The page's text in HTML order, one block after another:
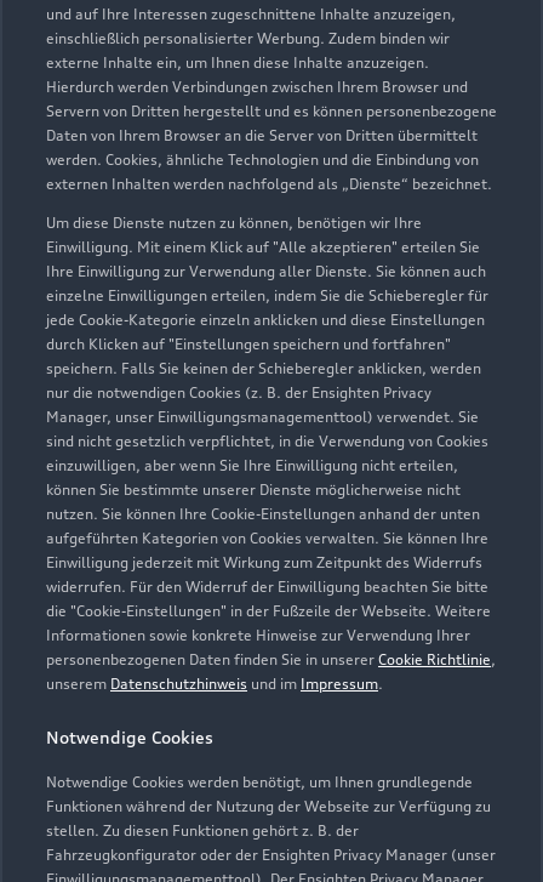
und auf Ihre Interessen zugeschnittene Inhalte anzuzeigen,
einschließlich personalisierter Werbung. Zudem binden wir
externe Inhalte ein, um Ihnen diese Inhalte anzuzeigen.
Hierdurch werden Verbindungen zwischen Ihrem Browser und
Servern von Dritten hergestellt und es können personenbezogene
Daten von Ihrem Browser an die Server von Dritten übermittelt
werden. Cookies, ähnliche Technologien und die Einbindung von
externen Inhalten werden nachfolgend als „Dienste“ bezeichnet.
Um diese Dienste nutzen zu können, benötigen wir Ihre
Einwilligung. Mit einem Klick auf "Alle akzeptieren" erteilen Sie
Ihre Einwilligung zur Verwendung aller Dienste. Sie können auch
einzelne Einwilligungen erteilen, indem Sie die Schieberegler für
jede Cookie-Kategorie einzeln anklicken und diese Einstellungen
durch Klicken auf "Einstellungen speichern und fortfahren"
speichern. Falls Sie keinen der Schieberegler anklicken, werden
nur die notwendigen Cookies (z. B. der Ensighten Privacy
Manager, unser Einwilligungsmanagementtool) verwendet. Sie
sind nicht gesetzlich verpflichtet, in die Verwendung von Cookies
einzuwilligen, aber wenn Sie Ihre Einwilligung nicht erteilen,
können Sie bestimmte unserer Dienste möglicherweise nicht
nutzen. Sie können Ihre Cookie-Einstellungen anhand der unten
aufgeführten Kategorien von Cookies verwalten. Sie können Ihre
Einwilligung jederzeit mit Wirkung zum Zeitpunkt des Widerrufs
widerrufen. Für den Widerruf der Einwilligung beachten Sie bitte
die "Cookie-Einstellungen" in der Fußzeile der Webseite. Weitere
Informationen sowie konkrete Hinweise zur Verwendung Ihrer
personenbezogenen Daten finden Sie in unserer Cookie Richtlinie,
unserem Datenschutzhinweis und im Impressum.
Notwendige Cookies
Notwendige Cookies werden benötigt, um Ihnen grundlegende
Funktionen während der Nutzung der Webseite zur Verfügung zu
stellen. Zu diesen Funktionen gehört z. B. der
Fahrzeugkonfigurator oder der Ensighten Privacy Manager (unser
Wolfhager Straße 7
34560 Fritzlar
05622 99599
info@autohaus-range.de
Kontaktdaten herunterladen
Öffnungszeiten
Service
Geschlossen,öffnet amFreitag 08:00
Teile- & Zubehörverkauf
Geschlossen,öffnet am Freitag 07:45